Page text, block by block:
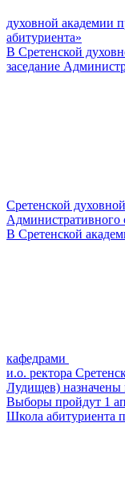
духовной академии
абитуриента»
В Сретенской
заседание
Сретенской
Административного
В Сретенской
кафедрами
и.о. ректора
Лудищев)
Выборы пройдут 1
Школа абитуриента